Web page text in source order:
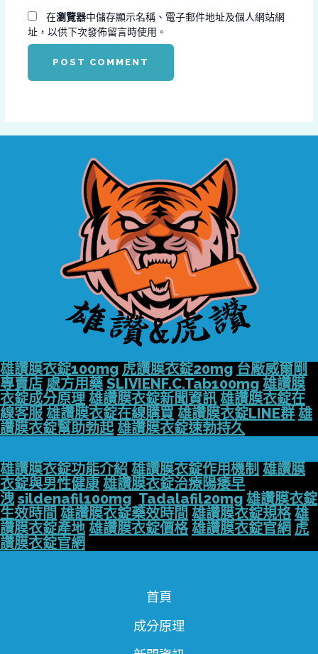
*址
在瀏覽器中儲存顯示名稱、電子郵件地址及個人網站網
址，以供下次發佈留言時使用。
雄讚膜衣錠100mg 虎讚膜衣錠20mg 台廠威爾剛
專賣店 處方用藥 SLIVIENF.C.Tab100mg 雄讚膜
衣錠成分原理 雄讚膜衣錠新聞資訊 雄讚膜衣錠在
線客服 雄讚膜衣錠在線購買 雄讚膜衣錠LINE群 雄
讚膜衣錠幫助勃起 雄讚膜衣錠速勃持久
雄讚膜衣錠功能介紹 雄讚膜衣錠作用機制 雄讚膜
衣錠與男性健康 雄讚膜衣錠治療陽痿早
洩 sildenafil100mg Tadalafil20mg 雄讚膜衣錠
生效時間 雄讚膜衣錠藥效時間 雄讚膜衣錠規格 雄
讚膜衣錠產地 雄讚膜衣錠價格 雄讚膜衣錠官網 虎
讚膜衣錠官網
首頁
成分原理